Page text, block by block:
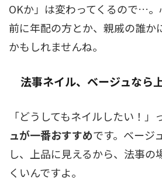
OKか」は変わってくるので…
前に年配の方とか、親戚の誰か
かもしれませんね。
法事ネイル、ベージュなら
「どうしてもネイルしたい！」
ュが一番おすすめです。ベージ
し、上品に見えるから、法事の
くいんですよ。